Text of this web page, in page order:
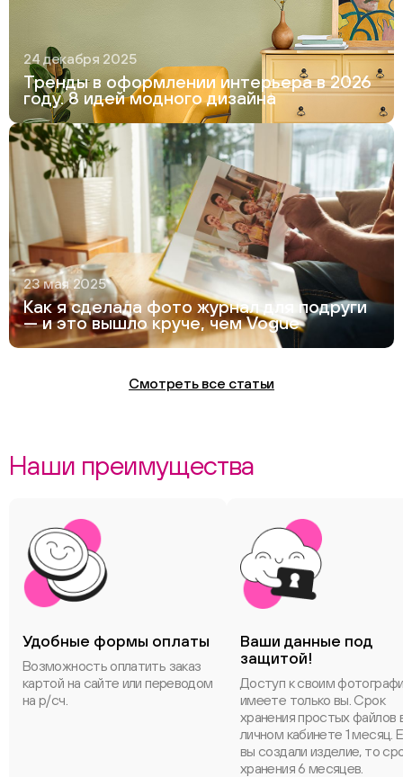
24 декабря 2025
Тренды в оформлении интерьера в 2026
году. 8 идей модного дизайна
23 мая 2025
Как я сделала фото журнал для подруги
— и это вышло круче, чем Vogue
Смотреть все статьи
Наши преимущества
Удобные формы оплаты
Возможность оплатить заказ
картой на сайте или переводом
на р/сч.
Ваши данные под
защитой!
Доступ к своим
имеете только вы. Срок
хранения простых файлов
личном кабинете 1 месяц.
вы создали изделие, то
хранения 6 месяцев.